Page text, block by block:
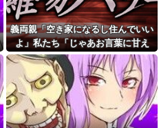
夫「会社辞めて実家で仕事探
したい」私「応援するよ」→と
ころが退職届ではなく、まさか
の書類を用意していて…
【悲報】高市早苗に逆らった
財務官僚、異例の左遷ｗｗｗｗ
ｗｗｗｗ他
血を見て失神した俺が「殺人
事件の被害者（遺体）」と勘違
いされ現場が大パニックに！勇
敢なおばちゃんとオジサン達の
団結力と勘違い劇がこちらｗｗ
義両親「空き家になるし住んでいい
よ」私たち「じゃあお言葉に甘え
て…」→引っ越した途端、予想外の
出来事が待っていて…